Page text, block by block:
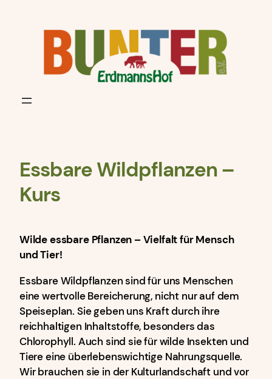
Essbare Wildpflanzen –
Kurs
Wilde essbare Pflanzen – Vielfalt für Mensch
und Tier!
Essbare Wildpflanzen sind für uns Menschen
eine wertvolle Bereicherung, nicht nur auf dem
Speiseplan. Sie geben uns Kraft durch ihre
reichhaltigen Inhaltstoffe, besonders das
Chlorophyll. Auch sind sie für wilde Insekten und
Tiere eine überlebenswichtige Nahrungsquelle.
Wir brauchen sie in der Kulturlandschaft und vor